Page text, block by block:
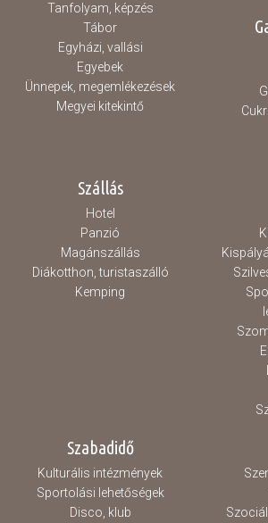
Tanfolyam, képzés
Tábor
Egyházi, vallási
Egyebek
Ünnepek, megemlékezések
Megyei kitekintő
Szállás
Hotel
Panzió
Magánszállás
Diákotthon, turistaszálló
Kemping
Szabadidő
Kulturális intézmények
Sportolási lehetőségek
Disco, klub